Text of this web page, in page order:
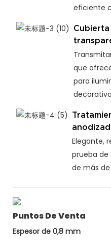
eficiente
que
para
Elegante,
prueba de
de más de
Puntos De Venta
Espesor de 0,8 mm